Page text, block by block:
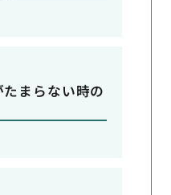
まらない時の